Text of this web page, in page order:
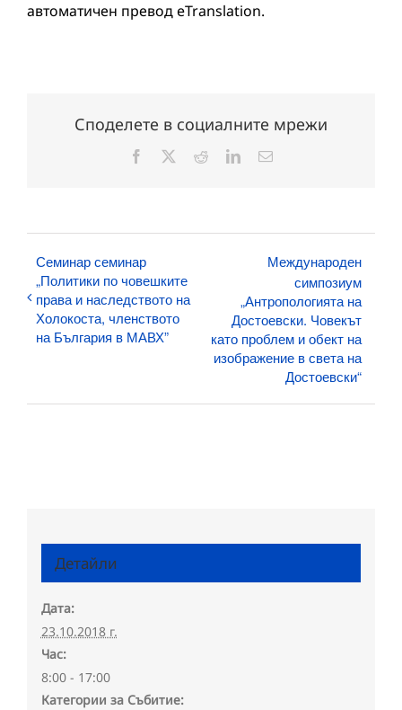
автоматичен превод eTranslation.
Споделете в социалните мрежи
Facebook RedditLinkedInЕлектронна
Семинар семинар
„Политики по човешките
права и наследството на
Холокоста, членството
на България в МАВХ”
Международен
симпозиум
„Антропологията на
Достоевски. Човекът
като проблем и обект на
изображение в света на
Достоевски“
Детайли
Дата:
23.10.2018 г.
Час:
8:00 - 17:00
Категории за Събитие: